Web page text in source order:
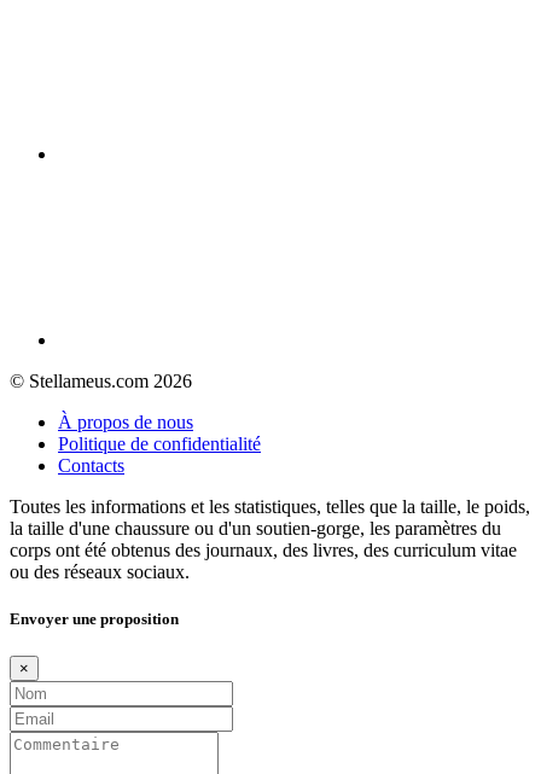
© Stellameus.com 2026
À propos de nous
Politique de confidentialité
Contacts
Toutes les informations et les statistiques, telles que la taille, le poids,
la taille d'une chaussure ou d'un soutien-gorge, les paramètres du
corps ont été obtenus des journaux, des livres, des curriculum vitae
ou des réseaux sociaux.
Envoyer une proposition
×